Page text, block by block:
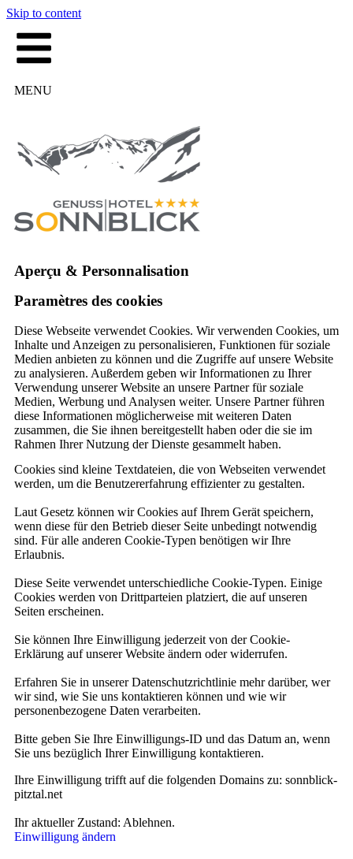
Skip to content
MENU
Aperçu & Personnalisation
Paramètres des cookies
Diese Webseite verwendet Cookies. Wir verwenden Cookies, um
Inhalte und Anzeigen zu personalisieren, Funktionen für soziale
Medien anbieten zu können und die Zugriffe auf unsere Website
zu analysieren. Außerdem geben wir Informationen zu Ihrer
Verwendung unserer Website an unsere Partner für soziale
Medien, Werbung und Analysen weiter. Unsere Partner führen
diese Informationen möglicherweise mit weiteren Daten
zusammen, die Sie ihnen bereitgestellt haben oder die sie im
Rahmen Ihrer Nutzung der Dienste gesammelt haben.
Cookies sind kleine Textdateien, die von Webseiten verwendet
werden, um die Benutzererfahrung effizienter zu gestalten.
Laut Gesetz können wir Cookies auf Ihrem Gerät speichern,
wenn diese für den Betrieb dieser Seite unbedingt notwendig
sind. Für alle anderen Cookie-Typen benötigen wir Ihre
Erlaubnis.
Diese Seite verwendet unterschiedliche Cookie-Typen. Einige
Cookies werden von Drittparteien platziert, die auf unseren
Seiten erscheinen.
Sie können Ihre Einwilligung jederzeit von der Cookie-
Erklärung auf unserer Website ändern oder widerrufen.
Erfahren Sie in unserer Datenschutzrichtlinie mehr darüber, wer
wir sind, wie Sie uns kontaktieren können und wie wir
personenbezogene Daten verarbeiten.
Bitte geben Sie Ihre Einwilligungs-ID und das Datum an, wenn
Sie uns bezüglich Ihrer Einwilligung kontaktieren.
Ihre Einwilligung trifft auf die folgenden Domains zu: sonnblick-
pitztal.net
Ihr aktueller Zustand: Ablehnen.
Einwilligung ändern